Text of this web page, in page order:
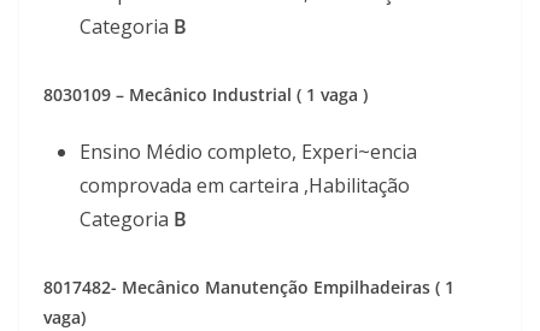
Categoria B
8030109 – Mecânico Industrial ( 1 vaga )
Ensino Médio completo, Experi~encia
comprovada em carteira ,Habilitação
Categoria B
8017482- Mecânico Manutenção Empilhadeiras ( 1
vaga)